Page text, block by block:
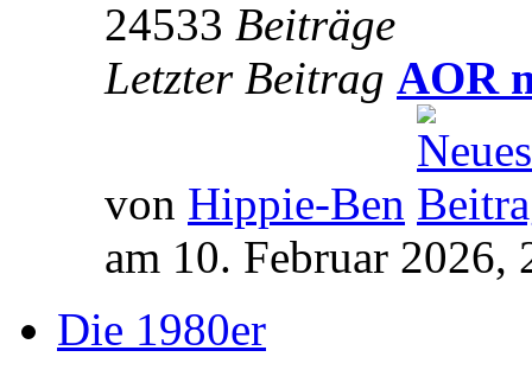
24533 Beiträge
Letzter Beitrag AOR
von Hippie-Ben
am 10. Februar 2026,
Die 1980er